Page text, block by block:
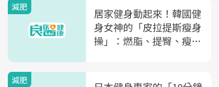
減肥
居家健身動起來！韓國健
身女神的「皮拉提斯瘦身
操」：燃脂、提臀、瘦小
減肥